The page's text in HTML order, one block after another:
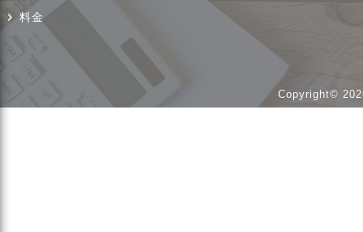
料金
Copyright©